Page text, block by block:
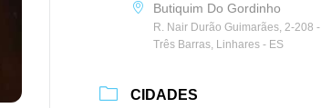
Butiquim Do Gordinho
R. Nair Durão Guimarães, 2-208 -
Três Barras, Linhares - ES
CIDADES